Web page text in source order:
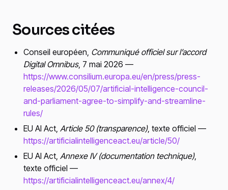
Sources citées
Conseil européen, Communiqué officiel sur l’accord
Digital Omnibus, 7 mai 2026 —
https://www.consilium.europa.eu/en/press/press-
releases/2026/05/07/artificial-intelligence-council-
and-parliament-agree-to-simplify-and-streamline-
rules/
EU AI Act,Article 50 (transparence), texte officiel —
https://artificialintelligenceact.eu/article/50/
EU AI Act,Annexe IV (documentation technique),
texte officiel —
https://artificialintelligenceact.eu/annex/4/